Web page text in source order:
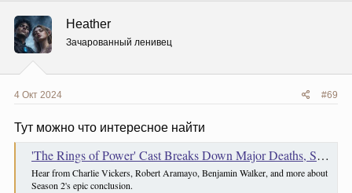
ц
и
и
:
Heather
Зачарованный ленивец
4 Окт 2024 #69
Тут можно что интересное найти
'The Rings of Power' Cast Breaks Down Major Deaths, Stranger Reveal & More From Finale
Hear from Charlie Vickers, Robert Aramayo, Benjamin Walker, and more about
Season 2's epic conclusion.